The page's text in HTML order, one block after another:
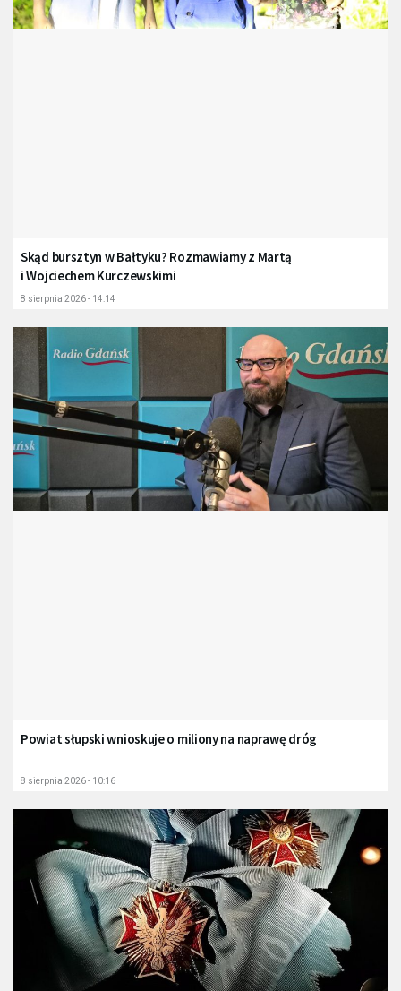
Skąd bursztyn w Bałtyku? Rozmawiamy z Martą
i Wojciechem Kurczewskimi
8 sierpnia 2026 - 14:14
Powiat słupski wnioskuje o miliony na naprawę dróg
8 sierpnia 2026 - 10:16